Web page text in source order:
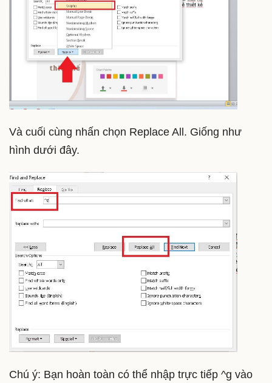
Và cuối cùng nhấn chọn Replace All. Giống như
hình dưới đây.
Chú ý: Bạn hoàn toàn có thể nhập trực tiếp ^g vào